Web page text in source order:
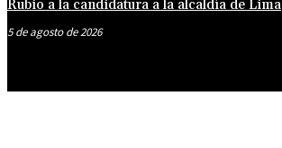
Rubio a la candidatura a la alcaldía de Lima
5 de agosto de 2026